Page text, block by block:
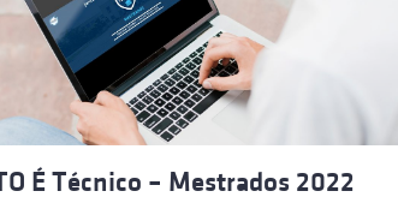
É Técnico – Mestrados 2022